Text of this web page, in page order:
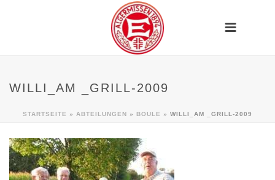
WILLI_AM _GRILL-2009
STARTSEITE » ABTEILUNGEN » BOULE » WILLI_AM _GRILL-2009